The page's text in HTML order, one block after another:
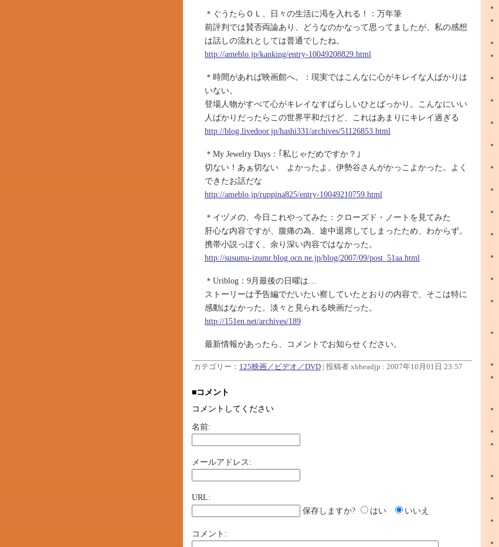
＊ぐうたらＯＬ、日々の生活に渇を入れる！：万年筆
前評判では賛否両論あり、どうなのかなって思ってましたが、私の感想
は話しの流れとしては普通でしたね。
http://ameblo.jp/kanking/entry-10049208829.html
＊時間があれば映画館へ。：現実ではこんなに心がキレイな人ばかりは
いない。
登場人物がすべて心がキレイなすばらしいひとばっかり。こんなにいい
人ばかりだったらこの世界平和だけど、これはあまりにキレイ過ぎる
http://blog.livedoor.jp/hashi331/archives/51126853.html
＊My Jewelry Days：｢私じゃだめですか？｣
切ない！あぁ切ない よかったよ。伊勢谷さんがかっこよかった。よく
できたお話だな
http://ameblo.jp/ruppina825/entry-10049210759.html
＊イヅメの、今日これやってみた：クローズド・ノートを見てみた
肝心な内容ですが、腹痛の為、途中退席してしまったため、わからず。
携帯小説っぽく、余り深い内容ではなかった。
http://susumu-izumr.blog.ocn.ne.jp/blog/2007/09/post_51aa.html
＊Uriblog：9月最後の日曜は…
ストーリーは予告編でだいたい察していたとおりの内容で、そこは特に
感動はなかった。淡々と見られる映画だった。
http://151en.net/archives/189
最新情報があったら、コメントでお知らせください。
カテゴリー： 125映画／ビデオ／DVD | 投稿者 xbheadjp : 2007年10月01日 23:57
■コメント
コメントしてください
名前:
メールアドレス:
URL:
保存しますか?
はい いいえ
コメント: